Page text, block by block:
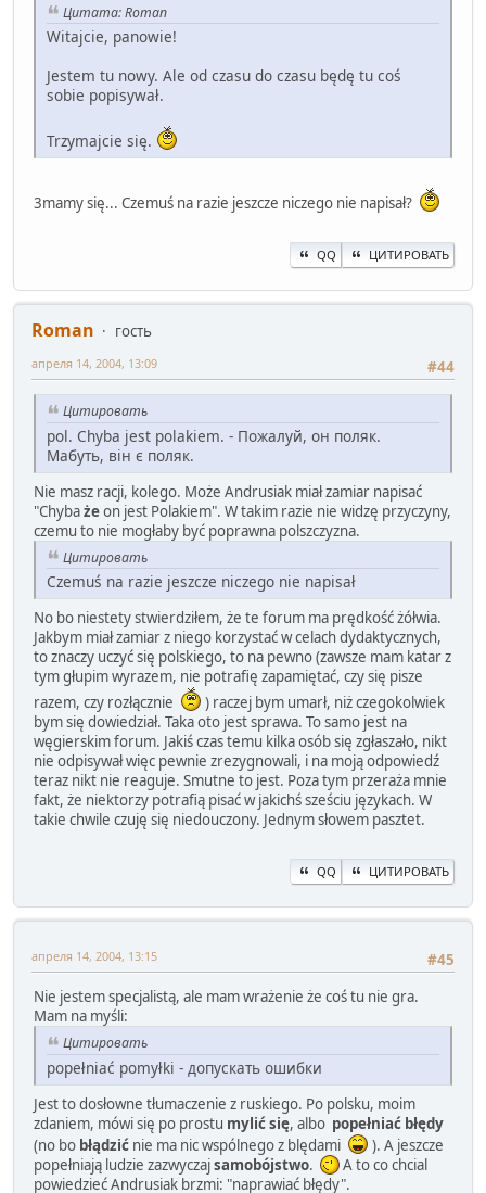
Цитата: Roman
Witajcie, panowie!
Jestem tu nowy. Ale od czasu do czasu będę tu coś
sobie popisywał.
Trzymajcie się.
3mamy się... Czemuś na razie jeszcze niczego nie napisał?
QQ ЦИТИРОВАТЬ
Roman
гость
#44
апреля 14, 2004, 13:09
Цитировать
pol. Chyba jest polakiem. - Пожалуй, он поляк.
Мабуть, він є поляк.
Nie masz racji, kolego. Może Andrusiak miał zamiar napisać
"Chybażeon jest Polakiem". W takim razie nie widzę przyczyny,
czemu to nie mogłaby być poprawna polszczyzna.
Цитировать
Czemuś na razie jeszcze niczego nie napisał
No bo niestety stwierdziłem, że te forum ma prędkość żółwia.
Jakbym miał zamiar z niego korzystać w celach dydaktycznych,
to znaczy uczyć się polskiego, to na pewno (zawsze mam katar z
tym głupim wyrazem, nie potrafię zapamiętać, czy się pisze
razem, czy rozłącznie
) raczej bym umarł, niż czegokolwiek
bym się dowiedział. Taka oto jest sprawa. To samo jest na
węgierskim forum. Jakiś czas temu kilka osób się zgłaszało, nikt
nie odpisywał więc pewnie zrezygnowali, i na moją odpowiedź
teraz nikt nie reaguje. Smutne to jest. Poza tym przeraża mnie
fakt, że niektorzy potrafią pisać w jakichś sześciu językach. W
takie chwile czuję się niedouczony. Jednym słowem pasztet.
QQ ЦИТИРОВАТЬ
#45
апреля 14, 2004, 13:15
Nie jestem specjalistą, ale mam wrażenie że coś tu nie gra.
Mam na myśli:
Цитировать
popełniać pomyłki - допускать ошибки
Jest to dosłowne tłumaczenie z ruskiego. Po polsku, moim
zdaniem, mówi się po prostu mylić się, albo popełniać błędy
(no bo błądzić nie ma nic wspólnego z blędami
). A jeszcze
popełniają ludzie zazwyczajsamobójstwo.
A to co chcial
powiedzieć Andrusiak brzmi: "naprawiać błędy".